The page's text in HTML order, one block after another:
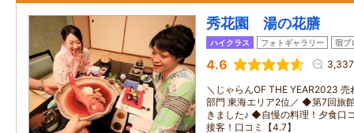
秀花園 湯の花膳
ハイクラス フォトギャラリー 宿ブ
4.6
＼じゃらんOF THE YEAR2023
部門 東海エリア2位／ ◆第7回旅
きました♪ ◆自慢の料理！夕食口
接客！口コミ【4.7】